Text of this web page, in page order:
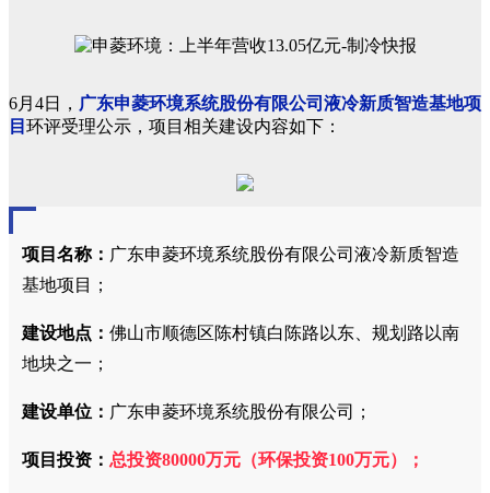
6月4日， 广东申菱环境系统股份有限公司液冷新质智造基地项
目 环评受理公示 ，项目相关建设内容如下：
项目名称： 广东申菱环境系统股份有限公司液冷新质智造
基地项目；
建设地点： 佛山市顺德区陈村镇白陈路以东、规划路以南
地块之一；
建设单位： 广东申菱环境系统股份有限公司；
项目投资： 总投资80000万元（环保投资100万元） ；